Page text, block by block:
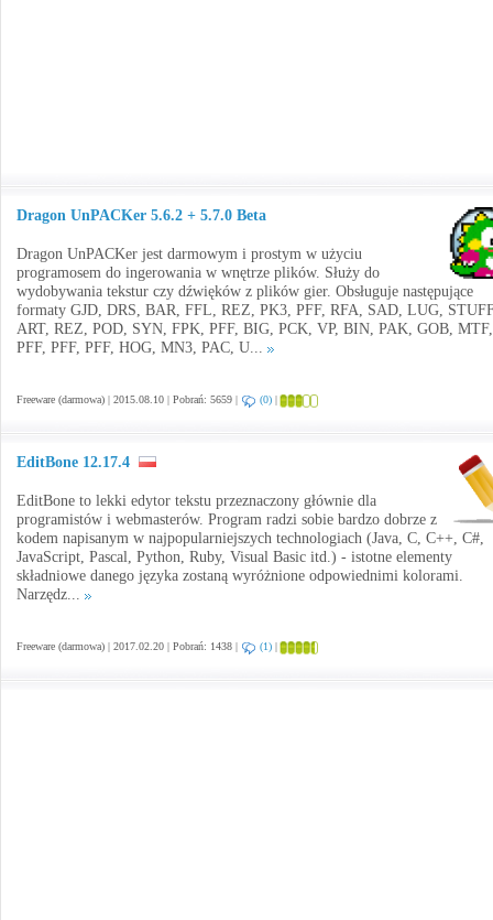
Dragon UnPACKer 5.6.2 + 5.7.0 Beta
Dragon UnPACKer jest darmowym i prostym w użyciu
programosem do ingerowania w wnętrze plików. Służy do
wydobywania tekstur czy dźwięków z plików gier. Obsługuje następujące
formaty GJD, DRS, BAR, FFL, REZ, PK3, PFF, RFA, SAD, LUG,
ART, REZ, POD, SYN, FPK, PFF, BIG, PCK, VP, BIN, PAK, GOB, MTF,
PFF, PFF, PFF, HOG, MN3, PAC, U...
Freeware (darmowa) | 2015.08.10 | Pobrań: 5659 | (0) |
EditBone 12.17.4
EditBone to lekki edytor tekstu przeznaczony głównie dla
programistów i webmasterów. Program radzi sobie bardzo dobrze z
kodem napisanym w najpopularniejszych technologiach (Java, C, C++, C#,
JavaScript, Pascal, Python, Ruby, Visual Basic itd.) - istotne elementy
składniowe danego języka zostaną wyróżnione odpowiednimi kolorami.
Narzędz...
Freeware (darmowa) | 2017.02.20 | Pobrań: 1438 | (1) |